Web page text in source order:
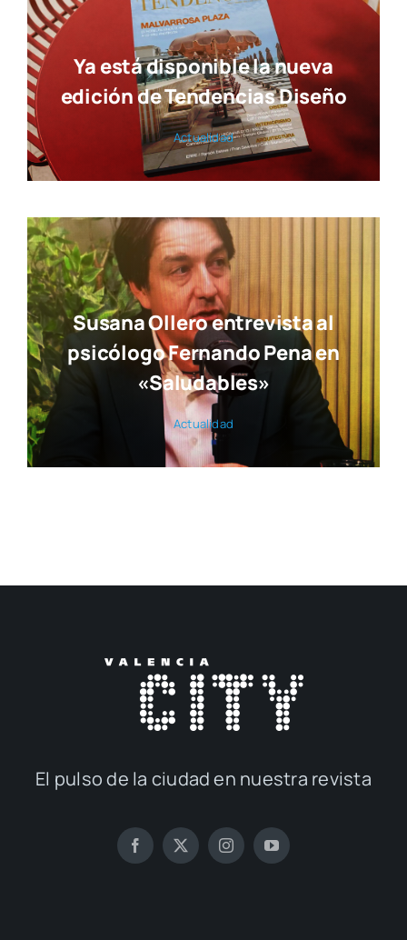
Ya está disponible la nueva
edición de Tendencias Diseño
Actua­li­dad
Susana Ollero entrevista al
psicólogo Fernando Pena en
«Saludables»
Actua­li­dad
El pul­so de la ciu­dad en nues­tra revis­ta